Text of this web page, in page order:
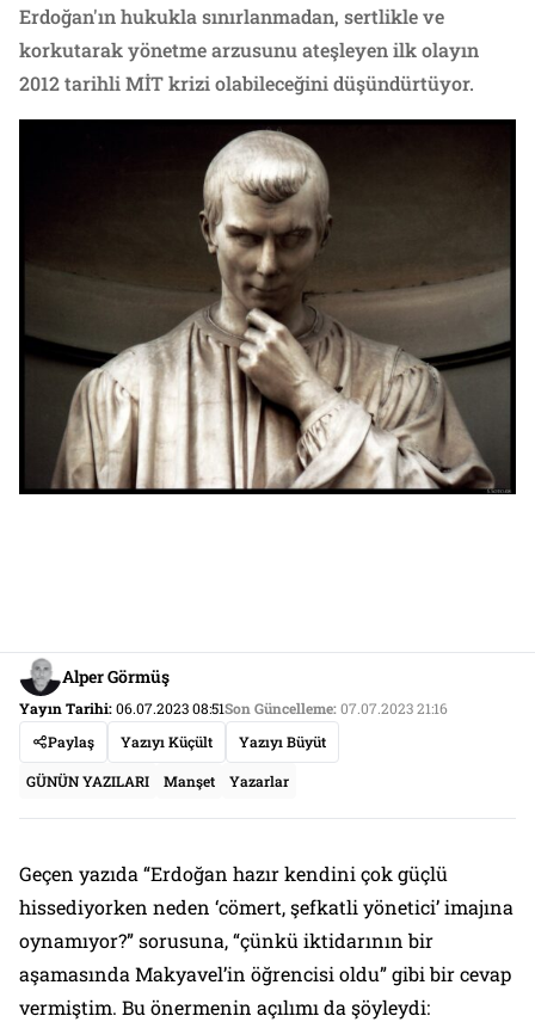
Erdoğan'ın hukukla sınırlanmadan, sertlikle ve
korkutarak yönetme arzusunu ateşleyen ilk olayın
2012 tarihli MİT krizi olabileceğini düşündürtüyor.
Alper Görmüş
Yayın Tarihi:06.07.2023 08:51Son Güncelleme:07.07.2023 21:16
Paylaş
Yazıyı Küçült Yazıyı Büyüt
GÜNÜN YAZILARI Manşet Yazarlar
Geçen yazıda “Erdoğan hazır kendini çok güçlü
hissediyorken neden ‘cömert, şefkatli yönetici’ imajına
oynamıyor?” sorusuna, “çünkü iktidarının bir
aşamasında Makyavel’in öğrencisi oldu” gibi bir cevap
vermiştim. Bu önermenin açılımı da şöyleydi: